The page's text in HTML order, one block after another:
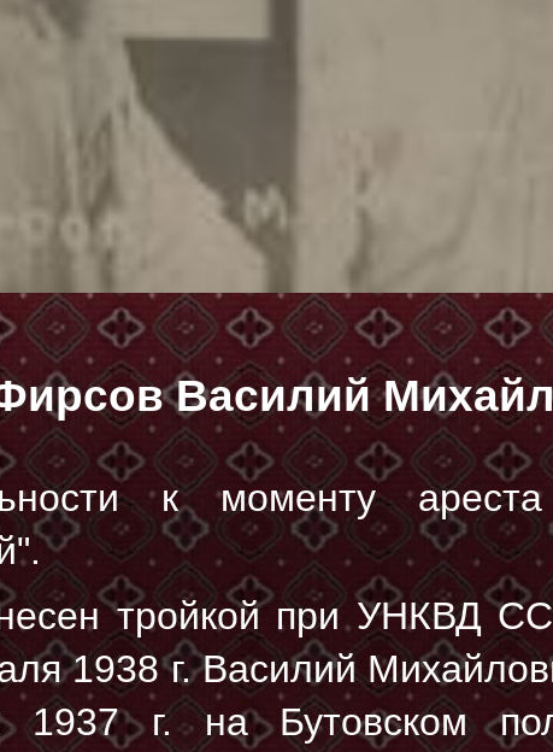
Василий
к моменту
тройкой при УНКВД
1938 г. Василий
1937 г.на Бутовском